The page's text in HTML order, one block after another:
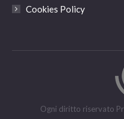
Cookies Policy
Ogni diritto riservato